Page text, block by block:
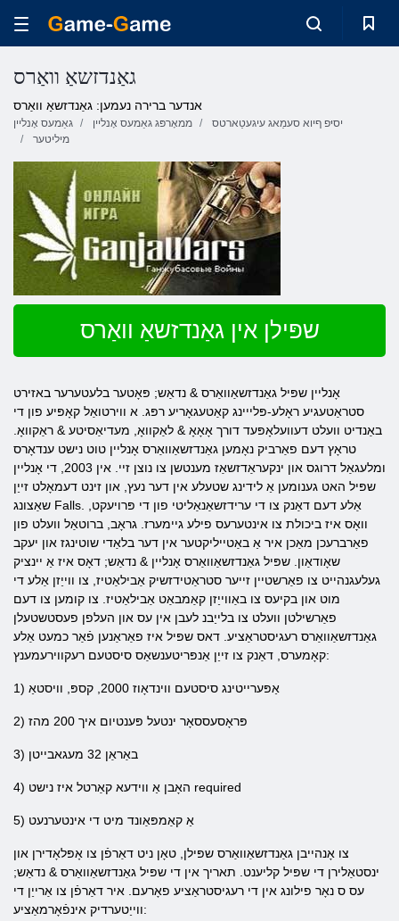
גאַנדזשאַ וואַרס
אנדער ברירה נעמען: גאַנדזשאַ וואַרס
גאַמעס אָנליין ממאָרפּג גאַמעס אָנליין
יסיּפ ףיוא סעמַאג עיגעטַארטס
מיליטער
שפּילן אין גאַנדזשאַ וואַרס
אָנליין שפּיל גאַנדזשאַוואַרס & נדאַש; פּאָטער בלעטערער באזירט
סטראַטעגיע ראָלע-פּלייינג קאַטעגאָריע רפּג. א ווירטואַל קאָפּיע פון ​​די
באַנדיט וועלט דעוועלאָפּעד דורך אָאָאָ & לאַקוואָ, מעדיאַסיטע & ראַקוואָ.
טראָץ דעם פאַרביק נאָמען גאַנדזשאַוואַרס אָנליין טוט נישט ענדאָרס
ומלעגאַל דרוגס און ינקעראַדזשאַז מענטשן צו נוצן זיי. אין 2003, די אָנליין
שפּיל האט גענומען אַ לידינג שטעלע אין דער נעץ, און זינט דעמאָלט זייַן
שאַצונג Falls. אַלע דעם דאַנק צו די ערידזשאַנאַליטי פון די פּרויעקט,
וואָס איז ביכולת צו אינטערעס פילע גיימערז. גראָב, ברוטאַל וועלט פון
פאַרברעכן מאַכן איר אַ באַטייליקטער אין דער בלאַדי שוטינגז און יעקב
שאָודאַון. שפּיל גאַנדזשאַוואַרס אָנליין & נדאַש; דאָס איז אַ יינציק
געלעגנהייט צו פאַרשטיין זייער סטראַטידזשיק אַבילאַטיז, צו ווייַזן אַלע די
מוט און בקיעס צו באַווייַזן קאַמבאַט אַבילאַטיז. צו קומען צו דעם
פאַרשילטן וועלט צו בלייַבנ לעבן אין עס און העלפן פעסטשטעלן
גאַנדזשאַוואַרס רעגיסטראַציע. דאס שפּיל איז פאַראַנען פֿאַר כמעט אַלע
קאָמערס, דאַנק צו זייַן אַנפּריטענשאַס סיסטעם רעקווירעמענץ:
1) אַפּערייטינג סיסטעם ווינדאָוז 2000, קספּ, וויסטאַ
2) פּראָסעססאָר ינטעל פּענטיום איך 200 מהז
3) באַראַן 32 מעגאבייטן
4) האָבן אַ ווידעא קאַרטל איז נישט required
5) אַ קאַמפּאַונד מיט די אינטערנעט
צו אָנהייבן גאַנדזשאַוואַרס שפּילן, טאָן ניט דאַרפֿן צו אָפּלאָדירן און
ינסטאַלירן די שפּיל קליענט. תאריך אין די שפּיל גאַנדזשאַוואַרס & נדאַש;
עס ס נאָר פילונג אין די רעגיסטראַציע פאָרעם. איר דאַרפֿן צו אַרייַן די
ווייַטערדיק אינפֿאָרמאַציע: